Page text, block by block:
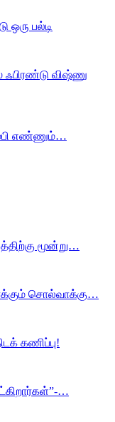
ஒரு பல்டி
விஷ்ணு
எண்ணும்…
மூன்று…
சொல்வாக்கு…
கணிப்பு!
…